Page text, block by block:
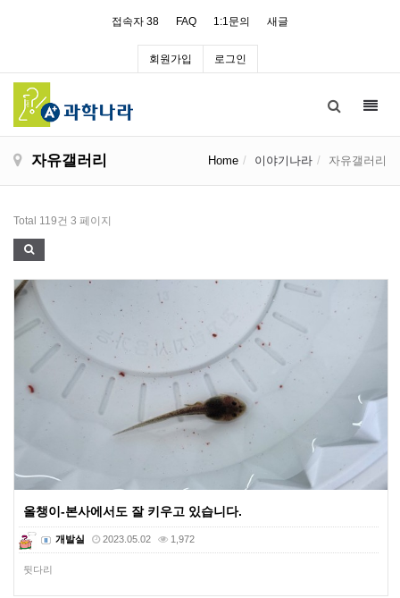
접속자 38 FAQ 1:1문의 새글
회원가입 로그인
자유갤러리 Home 이야기나라 자유갤러리
Total 119건 3 페이지
올챙이-본사에서도 잘 키우고 있습니다.
개발실 2023.05.02 1,972
뒷다리